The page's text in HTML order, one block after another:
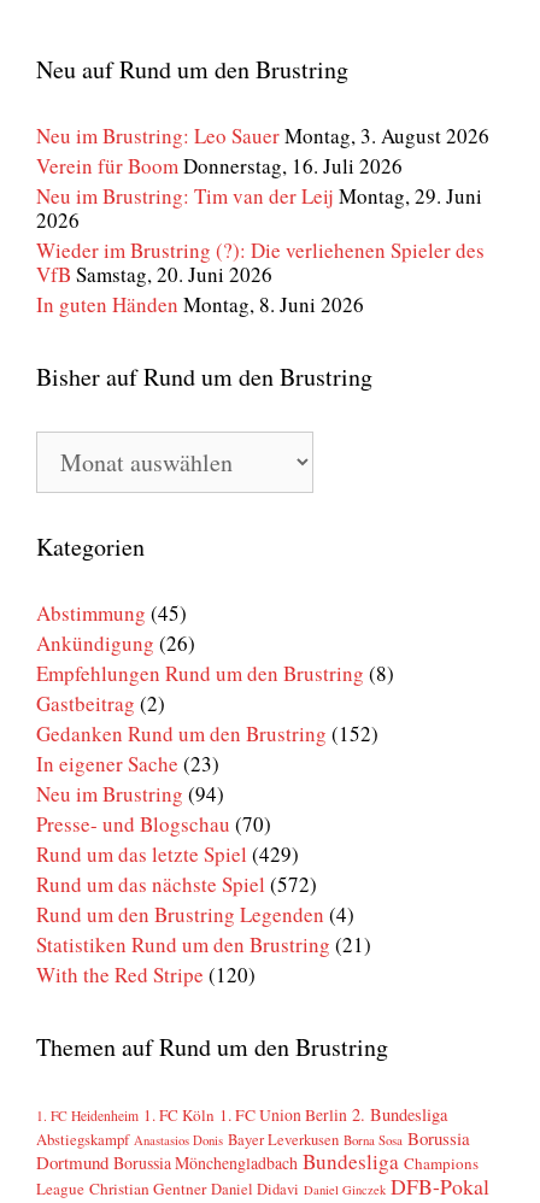
Neu auf Rund um den Brustring
Neu im Brustring: Leo SauerMontag, 3. August 2026
Verein für Boom Donnerstag, 16. Juli 2026
Neu im Brustring: Tim van der Leij Montag, 29. Juni
2026
Wieder im Brustring (?): Die verliehenen Spieler des
VfB Samstag, 20. Juni 2026
In guten Händen Montag, 8. Juni 2026
Bisher auf Rund um den Brustring
Bisher
auf
Rund
den
Brustring
Kategorien
Abstimmung (45)
Ankündigung (26)
Empfehlungen Rund um den Brustring (8)
Gastbeitrag (2)
Gedanken Rund um den Brustring (152)
In eigener Sache (23)
Neu im Brustring (94)
Presse- und Blogschau (70)
Rund um das letzte Spiel (429)
Rund um das nächste Spiel (572)
Rund um den Brustring Legenden (4)
Statistiken Rund um den Brustring (21)
With the Red Stripe (120)
Themen auf Rund um den Brustring
1. FC Heidenheim 1. FC Köln 1. FC Union Berlin 2. Bundesliga
Abstiegskampf Anastasios Donis Bayer Leverkusen Borna Sosa Borussia
Dortmund Borussia Mönchengladbach Bundesliga Champions
League Christian Gentner Daniel Didavi Daniel Ginczek DFB-Pokal